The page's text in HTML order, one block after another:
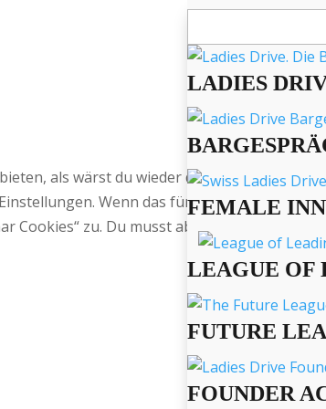
als wärst du wieder daheim bei Oma,
Wenn das für Dich okay ist,
Cookies“ zu. Du musst aber natürlich nicht.
nach:
LADIES
FEMALE
LEAGUE OF
FUTURE
FOUNDER